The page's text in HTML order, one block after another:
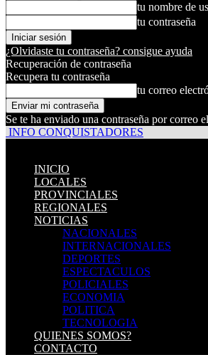
tu nombre de
tu contraseña
¿Olvidaste tu contraseña? consigue ayuda
Recuperación de contraseña
Recupera tu contraseña
tu correo
Se te ha enviado una contraseña por correo
INFO CONQUISTADORES
INICIO
LOCALES
PROVINCIALES
REGIONALES
NOTICIAS
NACIONALES
INTERNACIONALES
DEPORTES
ESPECTACULOS
POLICIALES
ECONOMIA
POLITICA
TECNOLOGIA
QUIENES SOMOS?
CONTACTO